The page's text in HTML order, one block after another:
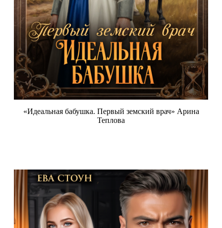
«Идеальная бабушка. Первый земский врач» Арина
Теплова